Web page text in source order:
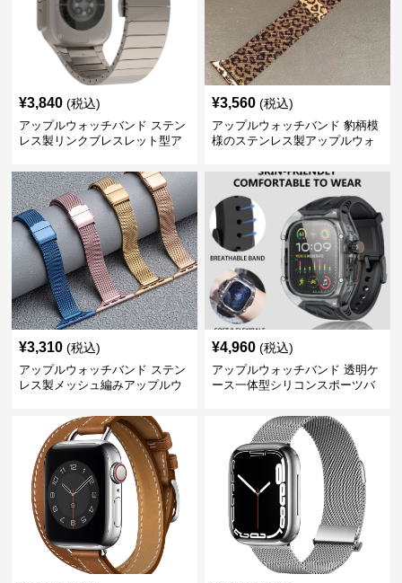
¥3,840 (税込)
アップルウォッチバンド ステン
レス製リンクブレスレット型ア
¥3,560 (税込)
アップルウォッチバンド 豹柄模
様のステンレス製アップルウォ
¥3,310 (税込)
アップルウォッチバンド ステン
レス製メッシュ編みアップルウ
¥4,960 (税込)
アップルウォッチバンド 透明ケ
ース一体型シリコンスポーツバ